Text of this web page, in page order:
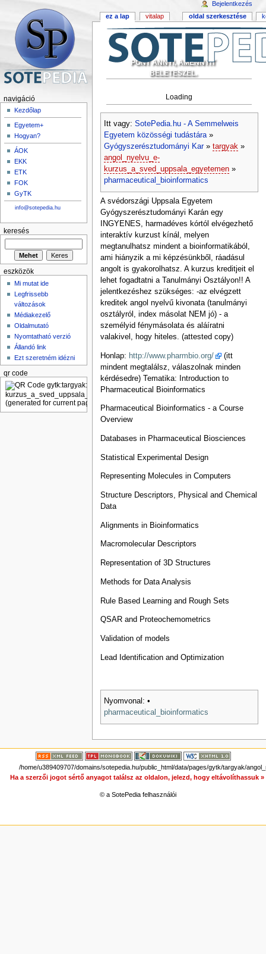
PONT ANNYI, AMENNYIT
BELETESZEL.
Loading
Itt vagy: SotePedia.hu - A Semmelweis
Egyetem közösségi tudástára»
Gyógyszerésztudományi Kar» targyak»
angol_nyelvu_e-
kurzus_a_sved_uppsala_egyetemen»
pharmaceutical_bioinformatics
A svédországi Uppsala Egyetem
Gyógyszerésztudományi Karán egy
INGYENES, harmadéves kórtól elvégezhető
interaktív kurzust kínál, melyen
megtanulhatsz mindent a bioinformatikából,
ami hiányzik a mi képzésünkből, ráadásul
angolt is gyakorolhatsz. A kurzus kreditjeit el
lehet fogadtatni a Tanulmányi Osztályon!! A
jelentkezéshez szükséges: -az elvégzett
kreditek angol nyelvű kivonata (tanulmányi
osztályról, index másolat NEM jó) - a
személyid fénymásolata és aláíratni
valakivel, hogy hiteles. (attested copy)
Honlap: http://www.pharmbio.org/
(itt
mindent megtalálsz, válaszolnak minden
kérdésedre) Tematika: Introduction to
Pharmaceutical Bioinformatics
Pharmaceutical Bioinformatics - a Course
Overview
Databases in Pharmaceutical Biosciences
Statistical Experimental Design
Representing Molecules in Computers
Structure Descriptors, Physical and Chemical
Data
Alignments in Bioinformatics
Macromolecular Descriptors
Representation of 3D Structures
Methods for Data Analysis
Rule Based Learning and Rough Sets
QSAR and Proteochemometrics
Validation of models
Lead Identification and Optimization
Nyomvonal: •
pharmaceutical_bioinformatics
ez a lap vitalap oldal szerkesztése
Bejelentkezés
navigáció
Kezdőlap
Egyetem+
Hogyan?
ÁOK
EKK
ETK
FOK
GyTK
info@sotepedia.hu
keresés
eszközök
Mi mutat ide
Legfrissebb
változások
Médiakezelő
Oldalmutató
Nyomtatható verzió
Állandó link
Ezt szeretném idézni
qr code
/home/u389409707/domains/sotepedia.hu/public_html/data/pages/gytk/targyak/
Ha a szerzői jogot sértő anyagot találsz az oldalon, jelezd, hogy eltávolíthassuk »
© a SotePedia felhasználói